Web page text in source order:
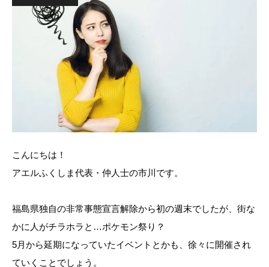
こんにちは！
アエルふくしま代表・仲人士の市川です。
福島県独自の非常事態宣言解除から初の週末でしたが、街な
かに人がチラホラと…ポケモン祭り？
5月から延期になっていたイベントとかも、徐々に開催され
ていくことでしょう。